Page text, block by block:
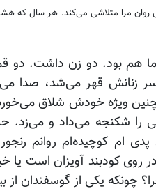
مرا متلاشی می‌کند. هر سال که هشتم
هم بود. دو زن داشت. دو
سر زنانش قهر می‌شد، صدا
ویژه خودش شلاق
را شکنجه می‌داد و می‌زد.
ام کوچیده‌ام روانم
روی کودبند آویزان است یا
یکی از گوسفندان از